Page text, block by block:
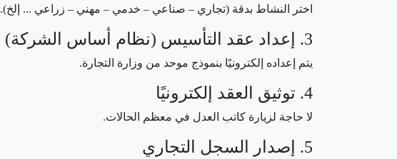
اختر النشاط بدقة (تجاري – صناعي – خدمي – مهني – زراعي ... إلخ).
3. إعداد عقد التأسيس (نظام أساس الشركة)
يتم إعداده إلكترونيًا بنموذج موحد من وزارة التجارة.
4. توثيق العقد إلكترونيًا
لا حاجة لزيارة كاتب العدل في معظم الحالات.
5. إصدار السجل التجاري